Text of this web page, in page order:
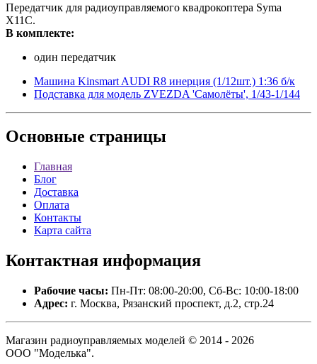
Передатчик для радиоуправляемого квадрокоптера Syma
X11C.
В комплекте:
один передатчик
Машина Kinsmart AUDI R8 инерция (1/12шт.) 1:36 б/к
Подставка для модель ZVEZDA 'Самолёты', 1/43-1/144
Основные страницы
Главная
Блог
Доставка
Оплата
Контакты
Карта сайта
Контактная информация
Рабочие часы: Пн-Пт: 08:00-20:00, Сб-Вс: 10:00-18:00
Адрес: г. Москва, Рязанский проспект, д.2, стр.24
Магазин радиоуправляемых моделей © 2014 - 2026
ООО "Моделька".